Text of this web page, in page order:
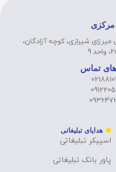
مرکزی
میرزای شیرازی، کوچه آزادگان،
تماس
هدایای تبلیغاتی
اسپیکر تبلیغاتی
پاور بانک تبلیغاتی